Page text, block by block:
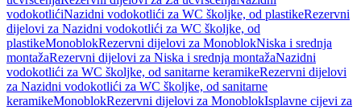
vodokotlićiNazidni vodokotlići za WC školjke, od plastikeRezervni
dijelovi za Nazidni vodokotlići za WC školjke, od
plastikeMonoblokRezervni dijelovi za MonoblokNiska i srednja
montažaRezervni dijelovi za Niska i srednja montažaNazidni
vodokotlići za WC školjke, od sanitarne keramikeRezervni dijelovi
za Nazidni vodokotlići za WC školjke, od sanitarne
keramikeMonoblokRezervni dijelovi za MonoblokIsplavne cijevi za